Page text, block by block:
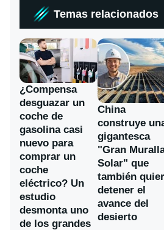
Temas relacionados
¿Compensa
desguazar un
coche de
gasolina casi
nuevo para
comprar un
coche
eléctrico? Un
estudio
desmonta uno
de los grandes
China
construye
gigantesca
"Gran
Solar" que
también
detener el
avance del
desierto